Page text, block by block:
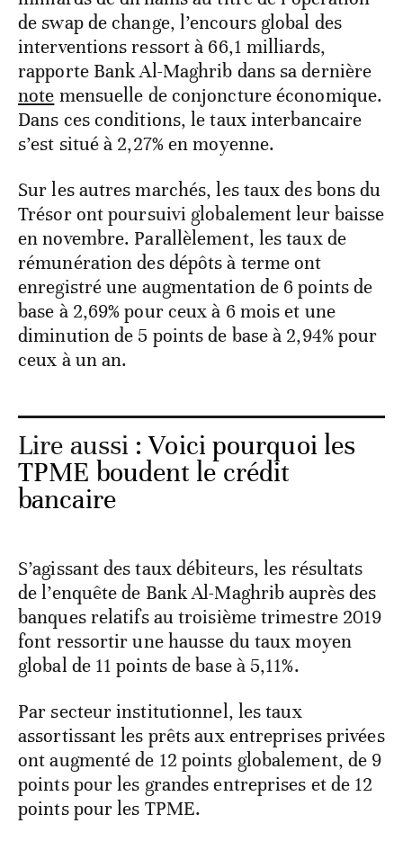
de swap de change, l’encours global des
interventions ressort à 66,1 milliards,
rapporte Bank Al-Maghrib dans sa dernière
note mensuelle de conjoncture économique.
Dans ces conditions, le taux interbancaire
s’est situé à 2,27% en moyenne.
Sur les autres marchés, les taux des bons du
Trésor ont poursuivi globalement leur baisse
en novembre. Parallèlement, les taux de
rémunération des dépôts à terme ont
enregistré une augmentation de 6 points de
base à 2,69% pour ceux à 6 mois et une
diminution de 5 points de base à 2,94% pour
ceux à un an.
Lire aussi :Voici pourquoi les
TPME boudent le crédit
bancaire
S’agissant des taux débiteurs, les résultats
de l’enquête de Bank Al-Maghrib auprès des
banques relatifs au troisième trimestre 2019
font ressortir une hausse du taux moyen
global de 11 points de base à 5,11%.
Par secteur institutionnel, les taux
assortissant les prêts aux entreprises privées
ont augmenté de 12 points globalement, de 9
points pour les grandes entreprises et de 12
points pour les TPME.